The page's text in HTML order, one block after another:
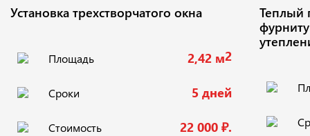
Установка трехстворчатого окна
Площадь 2,42 м2
Сроки 5 дней
Стоимость 22 000 ₽.
Теплый